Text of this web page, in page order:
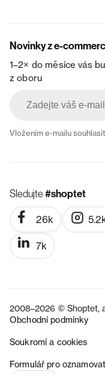
Novinky z e-
1–2× do měsíce vás
z oboru
Vložením e-mailu
Sledujte#shoptet
26k
7k
2008–2026 © Shoptet,
Obchodní podmínky
Soukromí a cookies
Formulář pro